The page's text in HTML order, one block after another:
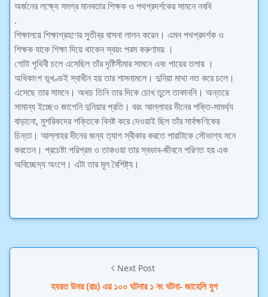
অর্জনের লক্ষ্যে সমগ্র মানবতার শিক্ষক ও পথপ্রদর্শকের সামনে নববি
.
শিক্ষালয়ে শিক্ষাগ্রহণের সুতীব্র বাসনা লালন করেন। এমন পথপ্রদর্শক ও
শিক্ষক যাকে শিক্ষা দিয়ে থাকেন স্বয়ং পরম করুণাময় ।
গােটা পৃথিবী চলে এসেছিল তাঁর দৃষ্টিসীমার সামনে এবং পায়ের তলায় ।
অধিকাংশ ভূখণ্ডই স্বাধীন হয় তার শাসনামলে। দুনিয়া মাথা নত করে চলে।
এসেছে তার সামনে। অথচ তিনি তার দিকে চোখ তুলে তাকাননি। অন্তরে
সামান্য ইচ্ছেও জাগেনি দুনিয়ার প্রতি। বরং আল্লাহর দীনের শক্তি-সামর্থ্য
বাড়ানাে, মুশরিকদের শক্তিকে বিনষ্ট করে দেওয়াই ছিল তাঁর সার্বক্ষণিকের
চিন্তা। আল্লাহর দীনের জন্য ত্যাগ স্বীকার করতে পারাটাকে সৌভাগ্য মনে
করতেন। প্রচেষ্টা পরিশ্রম ও তাকওয়া তার স্বভাব-জীবনে পরিণত হয় এক
অবিচ্ছেদ্য অংশে। এটা তার মূল বৈশিষ্ট্য।
Next Post
হযরত উমর (রাঃ) এর ১০০ ঘটনার ১ নং ঘটনা- জাহেলি যুগ